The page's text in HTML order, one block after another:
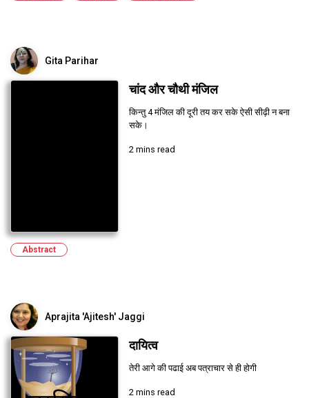
Gita Parihar
चांद और चौथी मंजिल
किन्तु 4 मंजिल की दूरी तय कर सके ऐसी सीढ़ी न बना
सके।
2 mins read
Abstract
Aprajita 'Ajitesh' Jaggi
दायित्व
तेरी आगे की पढाई अब पत्राचार से ही होगी
2 mins read